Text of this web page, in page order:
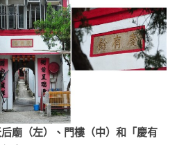
廟（左）、門樓（中）和「慶有